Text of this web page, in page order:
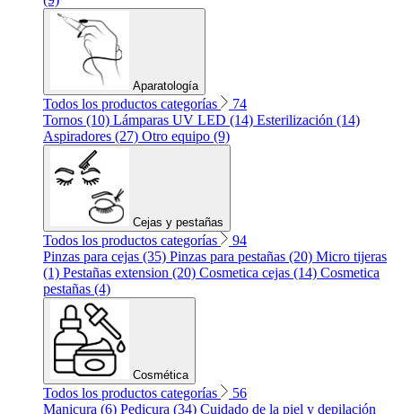
Aparatología
Todos los productos categorías
74
Tornos (10) Lámparas UV LED (14) Esterilización (14)
Aspiradores (27) Otro equipo (9)
Cejas y pestañas
Todos los productos categorías
94
Pinzas para cejas (35) Pinzas para pestañas (20) Micro tijeras
(1) Pestañas extension (20) Cosmetica cejas (14) Cosmetica
pestañas (4)
Cosmética
Todos los productos categorías
56
Manicura (6) Pedicura (34) Cuidado de la piel y depilación